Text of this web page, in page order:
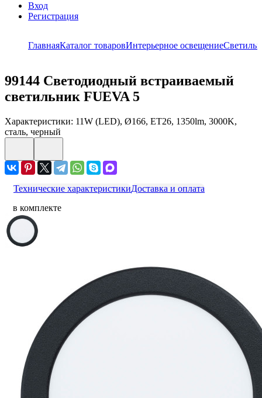
Вход
Регистрация
ГлавнаяКаталог товаровИнтерьерное освещение
99144 Светодиодный встраиваемый
светильник FUEVA 5
Характеристики: 11W (LED), Ø166, ET26, 1350lm, 3000K,
сталь, черный
Технические характеристикиДоставка и оплата
в комплекте